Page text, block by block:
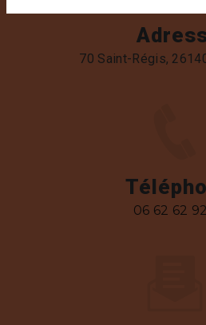
70 Saint-Régis,
06 62 62